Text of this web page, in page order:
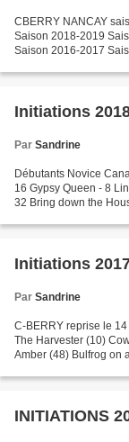
CBERRY NANCAY
Saison 2018-2019
Saison 2016-2017
Initiations
Par Sandrine
Débutants Novice
16 Gypsy Queen - 8
32 Bring down the
Initiations
Par Sandrine
C-BERRY reprise le
The Harvester (10)
Amber (48) Bulfrog on
INITIATIONS